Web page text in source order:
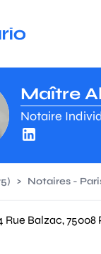
Maître
Notaire
> Notaires -
Balzac, 75008